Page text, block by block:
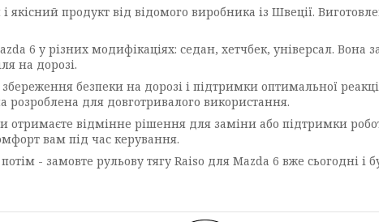
продукт від відомого виробника із Швеції.
6 у різних модифікаціях: седан, хетчбек, універсал.
на дорозі.
безпеки на дорозі і підтримки оптимальної
розроблена для довготривалого використання.
отримаєте відмінне рішення для заміни або підтримки
вам під час керування.
- замовте рульову тягу Raiso для Mazda 6 вже сьогодні і